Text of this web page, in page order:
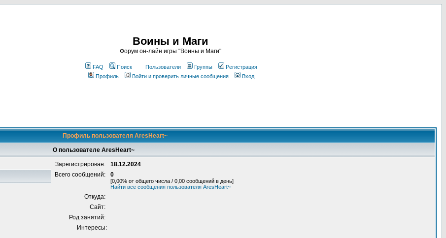
Воины и Маги
Форум он-лайн игры "Воины и Маги"
FAQ Поиск Пользователи Группы
Регистрация
Профиль
Войти и проверить личные сообщения Вход
Профиль пользователя AresHeart~
О пользователе AresHeart~
Зарегистрирован:
18.12.2024
Всего сообщений:
0
[0,00% от общего числа / 0,00 сообщений в день]
Найти все сообщения пользователя AresHeart~
Откуда:
Сайт:
Род занятий:
Интересы: